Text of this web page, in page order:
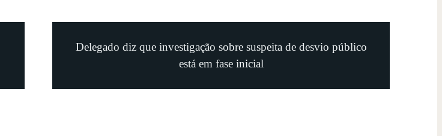
Delegado diz que investigação sobre suspeita de desvio público
está em fase inicial